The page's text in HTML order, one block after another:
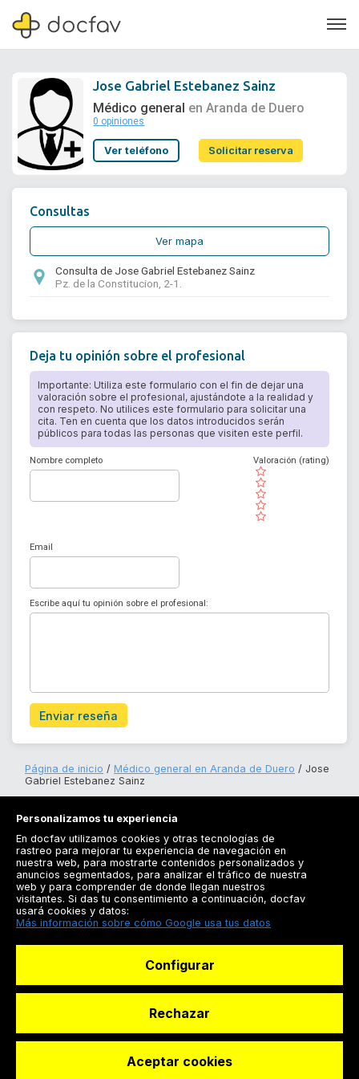
Soporte
Jose Gabriel Estebanez Sainz
Médico general en Aranda de Duero
0 opiniones
Ver teléfono Solicitar reserva
Consultas
Ver mapa
Consulta de Jose Gabriel Estebanez Sainz
Pz. de la Constitucion, 2-1.
Deja tu opinión sobre el profesional
Importante: Utiliza este formulario con el fin de dejar una
valoración sobre el profesional, ajustándote a la realidad y
con respeto. No utilices este formulario para solicitar una
cita. Ten en cuenta que los datos introducidos serán
públicos para todas las personas que visiten este perfil.
Nombre completo
( )
( )
( )
( )
( )
Valoración (rating)
Email
Escribe aquí tu opinión sobre el profesional:
Enviar reseña
Página de inicio Médico general en Aranda de Duero
Jose
Gabriel Estebanez Sainz
Registrarse
Docfav
© Dashboard Technologies S.L
Personalizamos tu experiencia
En docfav utilizamos cookies y otras tecnologías de
rastreo para mejorar tu experiencia de navegación en
nuestra web, para mostrarte contenidos personalizados y
anuncios segmentados, para analizar el tráfico de nuestra
web y para comprender de donde llegan nuestros
visitantes. Si das tu consentimiento a continuación, docfav
usará cookies y datos:
Más información sobre cómo Google usa tus datos
Configurar
Rechazar
Aceptar cookies